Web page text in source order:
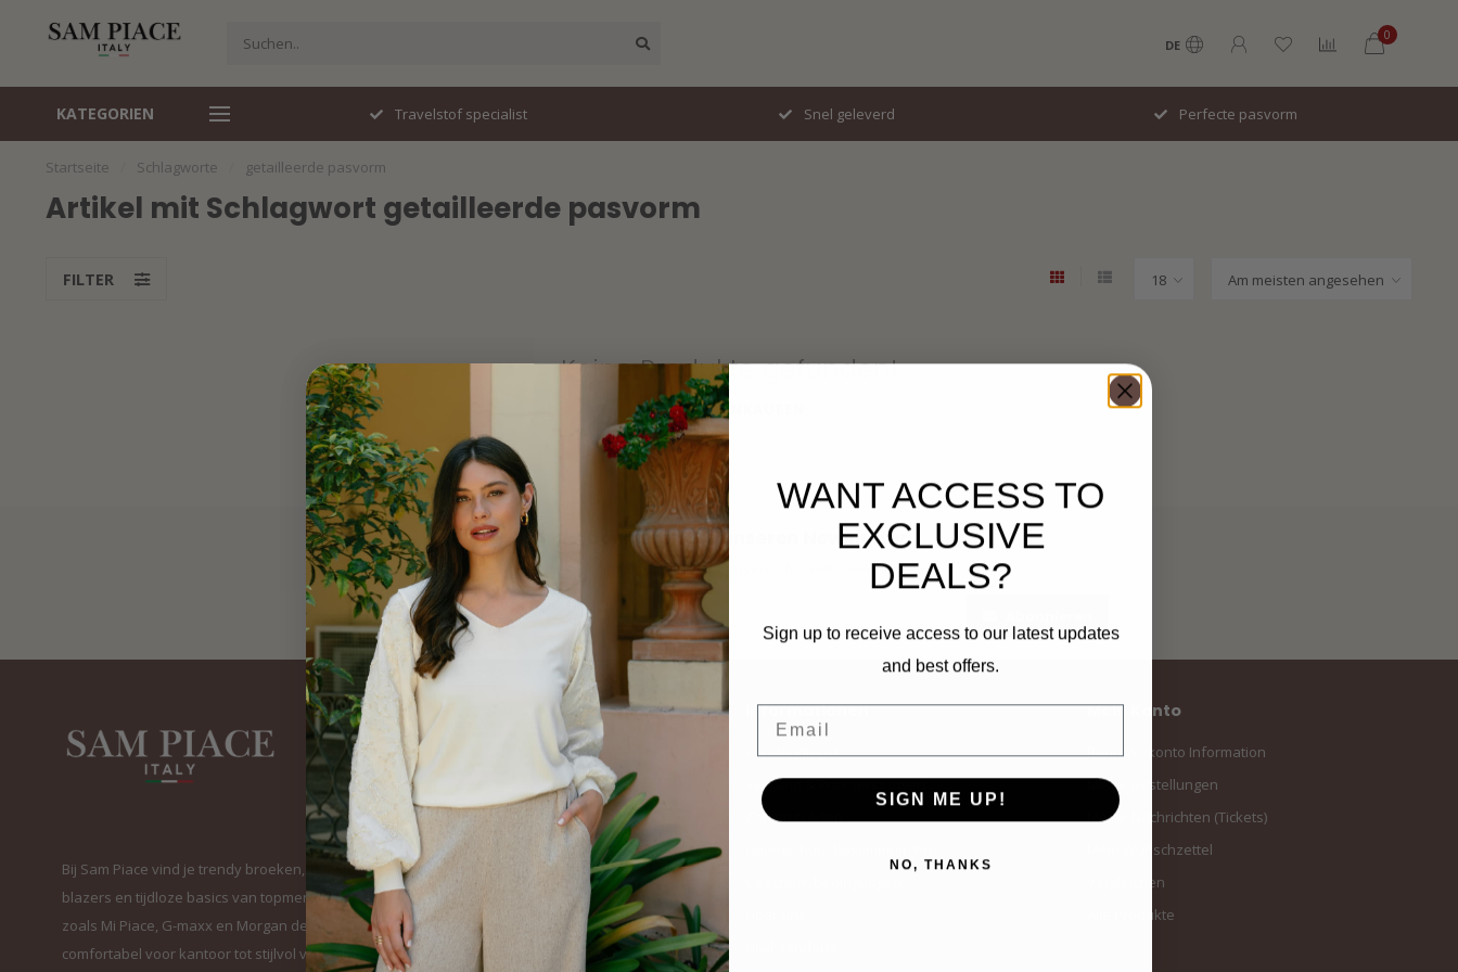
DE
0
KATEGORIEN
Italiaans design Travelstof specialist Snel geleverd Perfecte pasvorm
Startseite Schlagworte getailleerde pasvorm
Artikel mit Schlagwort getailleerde pasvorm
FILTER
Keine Produkte gefunden!
WEITER EINKAUFEN
Abonnieren Sie unseren Newsletter
Bleibe auf dem Laufenden mit unseren Newsletter-Angeboten
Bij Sam Piace vind je trendy broeken, elegante
blazers en tijdloze basics van topmerken
zoals Mi Piace, G-maxx en Morgan de Toi. Van
comfortabel voor kantoor tot stijlvol voor elke
Informationen
Kundendienst
Versand & Rücksendungen
Zahlungsarten
Mein Konto
Benutzerkonto Information
Meine Bestellungen
Meine Nachrichten (Tickets)
Mein Wunschzettel
Vergleichen
Alle Produkte
WANT ACCESS TO
EXCLUSIVE
DEALS?
Sign up to receive access to our latest updates
and best offers.
SIGN ME UP!
NO, THANKS